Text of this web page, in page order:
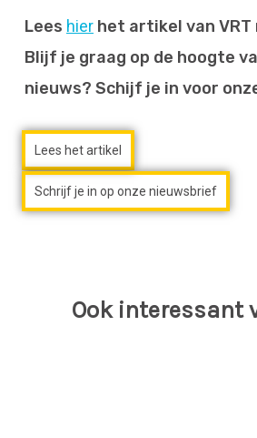
Lees hier het artikel van VRT
Blijf je graag op de hoogte
nieuws? Schijf je in voor
Lees het artikel
Schrijf je in op onze nieuwsbrief
Ook interessant